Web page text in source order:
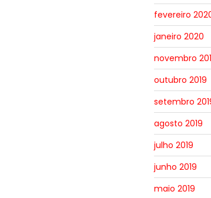
fevereiro
janeiro 2020
novembro
outubro 2019
setembro
agosto 2019
julho 2019
junho 2019
maio 2019